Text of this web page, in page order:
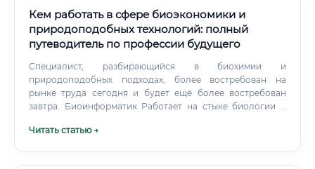
Кем работать в сфере биоэкономики и
природоподобных технологий: полный
путеводитель по профессии будущего
Специалист, разбирающийся в биохимии и
природоподобных подходах, более востребован на
рынке труда сегодня и будет ещё более востребован
завтра. Биоинформатик Работает на стыке биологии и
биологические данные, геномы, белковые структуры. Чем
Читать статью →